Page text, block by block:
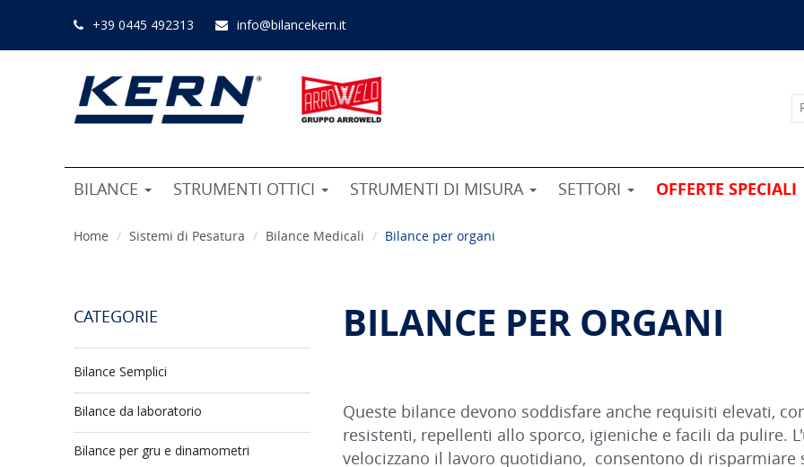
+39 0445 492313 info@bilancekern.it
BILANCE STRUMENTI OTTICI STRUMENTI DI MISURA SETTORI OFFERTE SPECIALI
Home Sistemi di Pesatura Bilance Medicali Bilance per organi
CATEGORIE
Bilance Semplici
Bilance da laboratorio
Bilance per gru e dinamometri
BILANCE PER ORGANI
Queste bilance devono soddisfare anche requisiti elevati,
resistenti, repellenti allo sporco, igieniche e facili da pulire.
velocizzano il lavoro quotidiano, consentono di risparmiare